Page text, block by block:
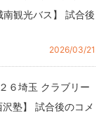
観光バス】 試合後
2026/03/21
６埼玉 クラブリー
塾】 試合後のコメ